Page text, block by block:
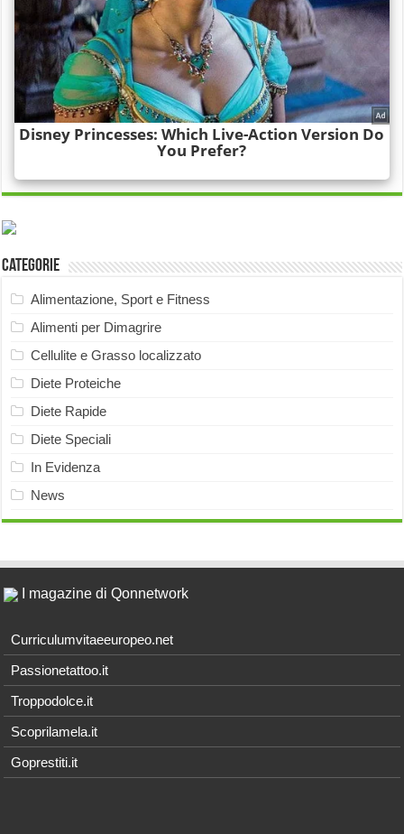
Categorie
Alimentazione, Sport e Fitness
Alimenti per Dimagrire
Cellulite e Grasso localizzato
Diete Proteiche
Diete Rapide
Diete Speciali
In Evidenza
News
I magazine di Qonnetwork
Curriculumvitaeeuropeo.net
Passionetattoo.it
Troppodolce.it
Scoprilamela.it
Goprestiti.it